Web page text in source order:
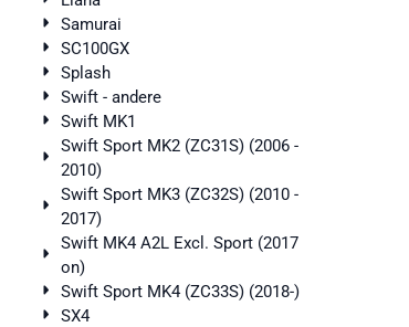
Samurai
SC100GX
Splash
Swift - andere
Swift MK1
Swift Sport MK2 (ZC31S) (2006 -
2010)
Swift Sport MK3 (ZC32S) (2010 -
2017)
Swift MK4 A2L Excl. Sport (2017
on)
Swift Sport MK4 (ZC33S) (2018-)
SX4